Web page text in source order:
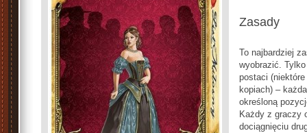
Zasady
To najbardziej
wyobrazić.
postaci
kopiach) –
określoną
Każdy z graczy
dociągnięciu